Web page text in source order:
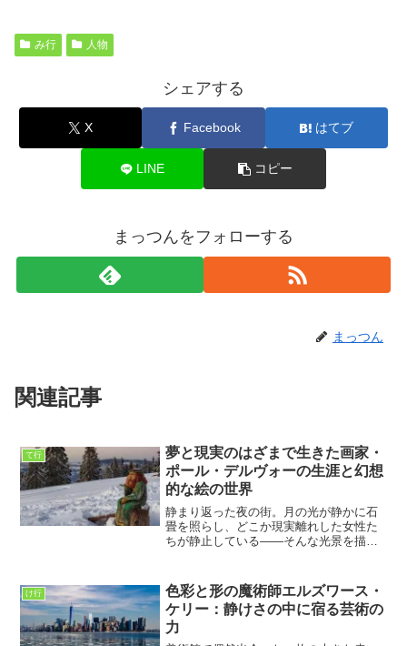
み行 人物
シェアする
X Facebook はてブ
LINE コピー
まっつんをフォローする
まっつん
関連記事
て行
夢と現実のはざまで生きた画家・
ポール・デルヴォーの生涯と幻想
的な絵の世界
静まり返った夜の街。月の光が静かに石
畳を照らし、どこか現実離れした女性た
ちが静止している――そんな光景を描く
のか現実なのか」と思わず立ち止まる。
ベルギー生まれのデルヴォ...
け行
色彩と形の魔術師エルズワース・
ケリー：静けさの中に宿る芸術の
力